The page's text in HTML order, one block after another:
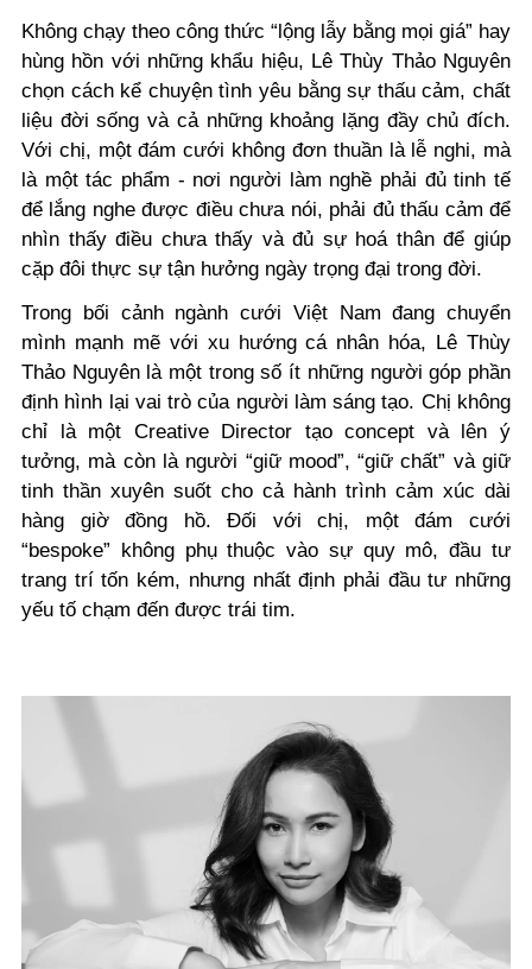
Không chạy theo công thức “lộng lẫy bằng mọi giá” hay
hùng hồn với những khẩu hiệu, Lê Thùy Thảo Nguyên
chọn cách kể chuyện tình yêu bằng sự thấu cảm, chất
liệu đời sống và cả những khoảng lặng đầy chủ đích.
Với chị, một đám cưới không đơn thuần là lễ nghi, mà
là một tác phẩm - nơi người làm nghề phải đủ tinh tế
để lắng nghe được điều chưa nói, phải đủ thấu cảm để
nhìn thấy điều chưa thấy và đủ sự hoá thân để giúp
cặp đôi thực sự tận hưởng ngày trọng đại trong đời.
Trong bối cảnh ngành cưới Việt Nam đang chuyển
mình mạnh mẽ với xu hướng cá nhân hóa, Lê Thùy
Thảo Nguyên là một trong số ít những người góp phần
định hình lại vai trò của người làm sáng tạo. Chị không
chỉ là một Creative Director tạo concept và lên ý
tưởng, mà còn là người “giữ mood”, “giữ chất” và giữ
tinh thần xuyên suốt cho cả hành trình cảm xúc dài
hàng giờ đồng hồ. Đối với chị, một đám cưới
“bespoke” không phụ thuộc vào sự quy mô, đầu tư
trang trí tốn kém, nhưng nhất định phải đầu tư những
yếu tố chạm đến được trái tim.